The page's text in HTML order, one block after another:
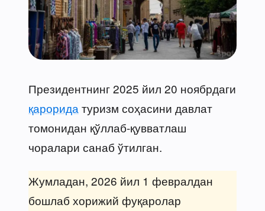
Президентнинг 2025 йил 20 ноябрдаги
қарорида туризм соҳасини давлат
томонидан қўллаб-қувватлаш
чоралари санаб ўтилган.
Жумладан, 2026 йил 1 февралдан
бошлаб хорижий фуқаролар